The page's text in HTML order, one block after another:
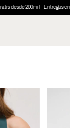
antes de las 11AM con FLEX